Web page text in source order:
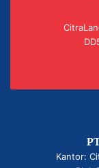
Kantor: